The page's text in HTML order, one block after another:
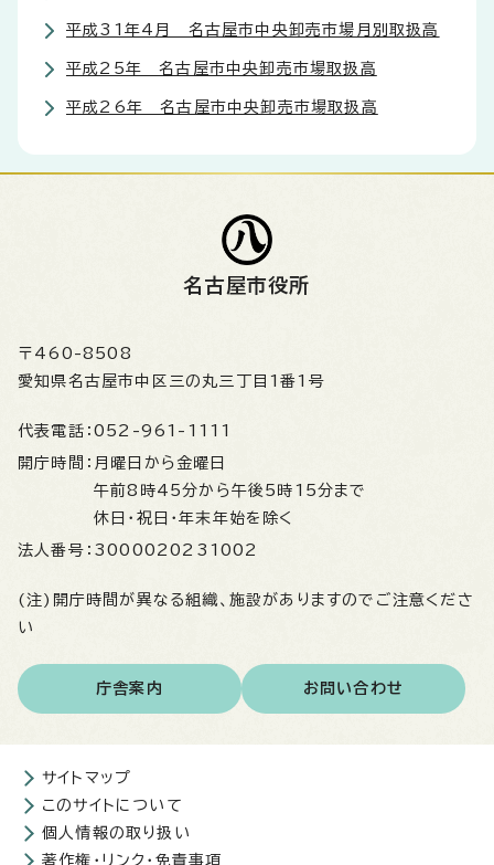
平成31年4月 名古屋市中央卸売市場月別取扱高
平成25年 名古屋市中央卸売市場取扱高
平成26年 名古屋市中央卸売市場取扱高
名古屋市役所
〒460-8508
愛知県名古屋市中区三の丸三丁目1番1号
代表電話： 052-961-1111
開庁時間： 月曜日から金曜日
午前8時45分から午後5時15分まで
休日・祝日・年末年始を除く
法人番号： 3000020231002
(注)開庁時間が異なる組織、施設がありますのでご注意くださ
い
庁舎案内 お問い合わせ
サイトマップ
このサイトについて
個人情報の取り扱い
著作権・リンク・免責事項